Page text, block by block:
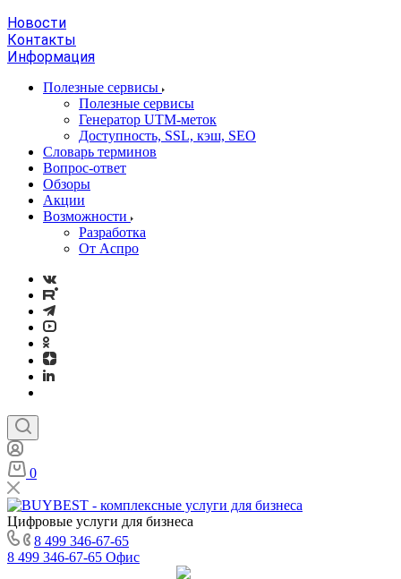
Новости
Контакты
Информация
Полезные сервисы
Полезные сервисы
Генератор UTM‑меток
Доступность, SSL, кэш, SEO
Словарь терминов
Вопрос-ответ
Обзоры
Акции
Возможности
Разработка
От Аспро
0
Цифровые услуги для бизнеса
8 499 346-67-65
8 499 346-67-65 Офис